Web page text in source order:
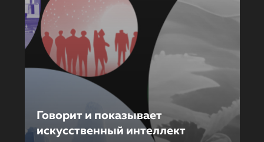
Говорит и показывает
искусственный интеллект